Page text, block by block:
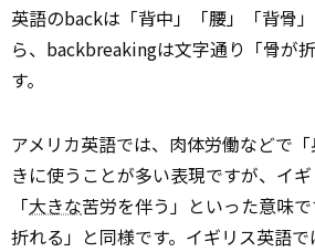
英語のbackは「背中」「腰」「背骨
ら、backbreakingは文字通り「骨が
す。
アメリカ英語では、肉体労働などで
きに使うことが多い表現ですが、イ
「大きな苦労を伴う」といった意味
折れる」と同様です。イギリス英語